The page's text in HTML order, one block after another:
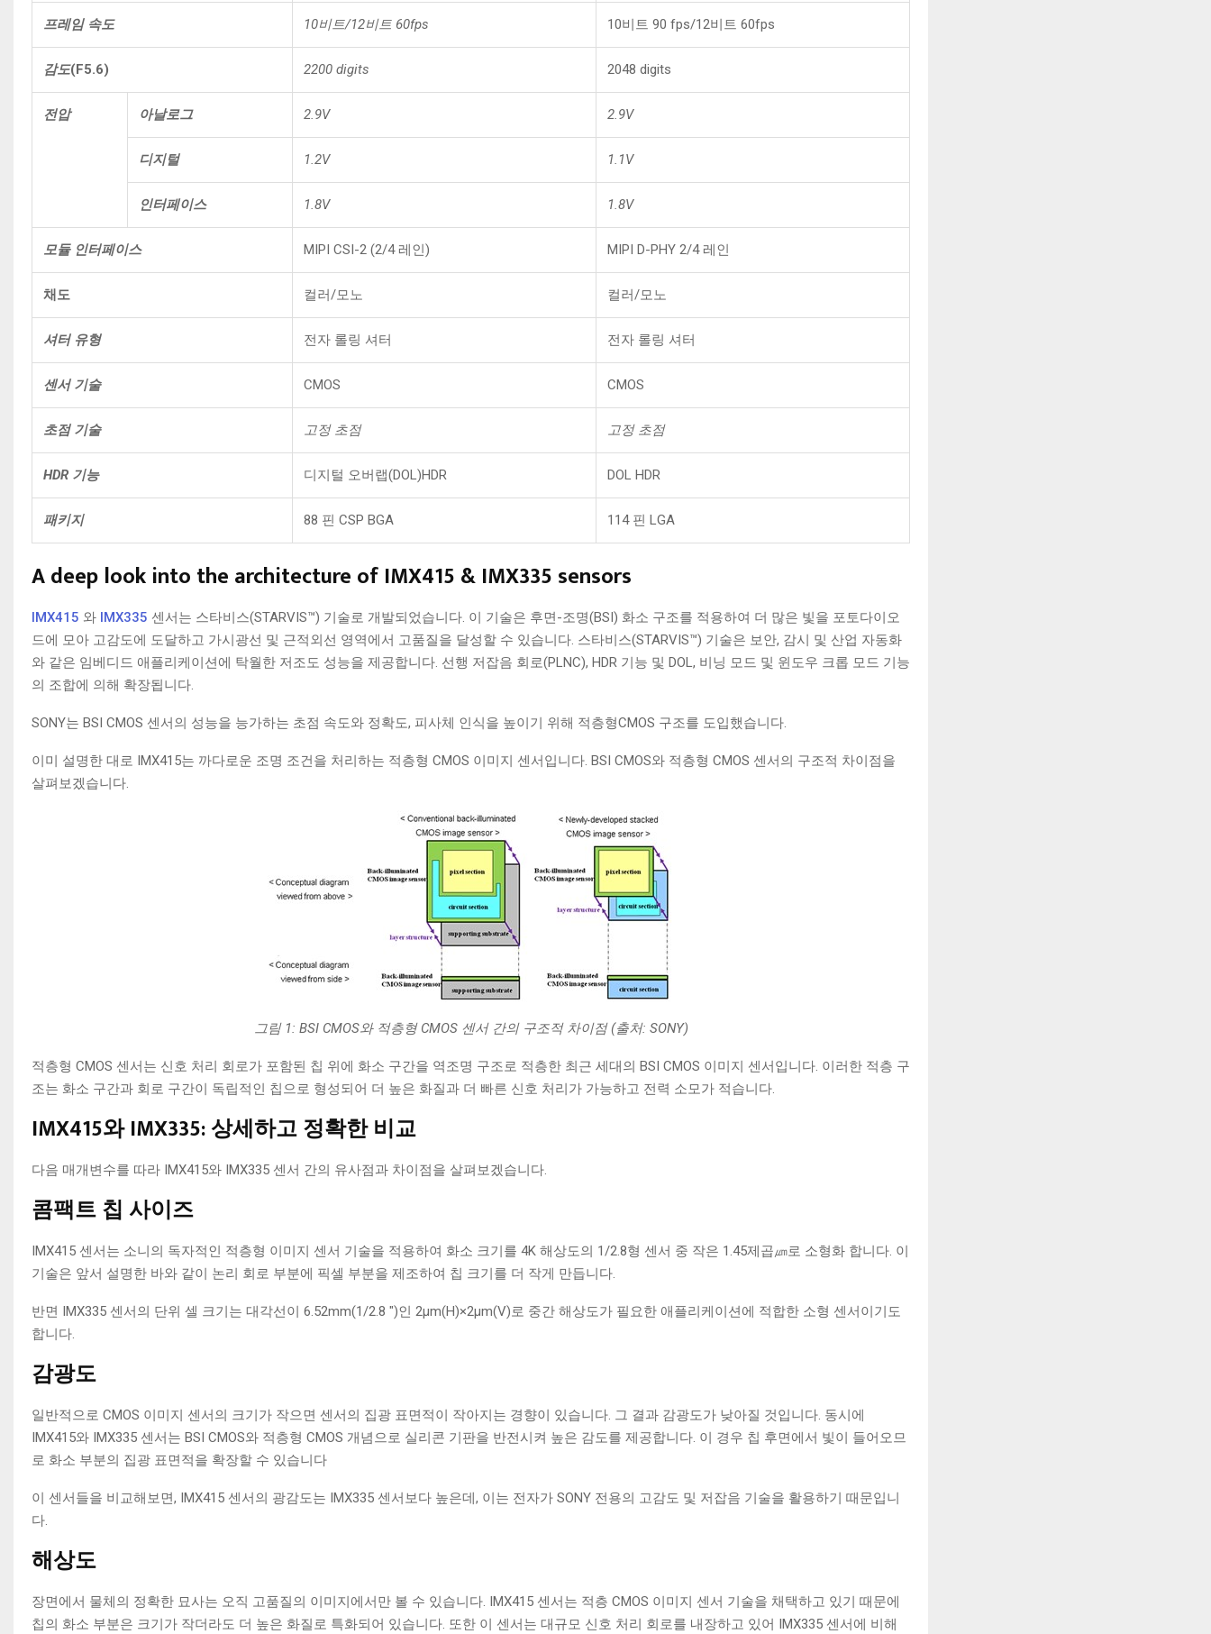
프레임 속도 10비트/12비트 60fps 10비트 90 fps/12비트 60fps
감도(F5.6) 2200 digits 2048 digits
전압 아날로그 2.9V 2.9V
디지털 1.2V 1.1V
인터페이스 1.8V 1.8V
모듈 인터페이스 MIPI CSI-2 (2/4 레인) MIPI D-PHY 2/4 레인
채도 컬러/모노 컬러/모노
셔터 유형 전자 롤링 셔터 전자 롤링 셔터
센서 기술 CMOS CMOS
초점 기술 고정 초점 고정 초점
HDR 기능 디지털 오버랩(DOL)HDR DOL HDR
패키지 88 핀 CSP BGA 114 핀 LGA
A deep look into the architecture of IMX415 & IMX335 sensors
IMX415 와 IMX335 센서는 스타비스(STARVIS™) 기술로 개발되었습니다. 이 기술은 후면-조명(BSI) 화소 구조를 적용하여 더 많은 빛을 포토다이오
드에 모아 고감도에 도달하고 가시광선 및 근적외선 영역에서 고품질을 달성할 수 있습니다. 스타비스(STARVIS™) 기술은 보안, 감시 및 산업 자동화
와 같은 임베디드 애플리케이션에 탁월한 저조도 성능을 제공합니다. 선행 저잡음 회로(PLNC), HDR 기능 및 DOL, 비닝 모드 및 윈도우 크롭 모드 기능
의 조합에 의해 확장됩니다.
SONY는 BSI CMOS 센서의 성능을 능가하는 초점 속도와 정확도, 피사체 인식을 높이기 위해 적층형CMOS 구조를 도입했습니다.
이미 설명한 대로 IMX415는 까다로운 조명 조건을 처리하는 적층형 CMOS 이미지 센서입니다. BSI CMOS와 적층형 CMOS 센서의 구조적 차이점을
살펴보겠습니다.
그림 1: BSI CMOS와 적층형 CMOS 센서 간의 구조적 차이점 (출처: SONY)
적층형 CMOS 센서는 신호 처리 회로가 포함된 칩 위에 화소 구간을 역조명 구조로 적층한 최근 세대의 BSI CMOS 이미지 센서입니다. 이러한 적층 구
조는 화소 구간과 회로 구간이 독립적인 칩으로 형성되어 더 높은 화질과 더 빠른 신호 처리가 가능하고 전력 소모가 적습니다.
IMX415와 IMX335: 상세하고 정확한 비교
다음 매개변수를 따라 IMX415와 IMX335 센서 간의 유사점과 차이점을 살펴보겠습니다.
콤팩트 칩 사이즈
IMX415 센서는 소니의 독자적인 적층형 이미지 센서 기술을 적용하여 화소 크기를 4K 해상도의 1/2.8형 센서 중 작은 1.45제곱㎛로 소형화 합니다. 이
기술은 앞서 설명한 바와 같이 논리 회로 부분에 픽셀 부분을 제조하여 칩 크기를 더 작게 만듭니다.
반면 IMX335 센서의 단위 셀 크기는 대각선이 6.52mm(1/2.8 ″)인 2μm(H)×2μm(V)로 중간 해상도가 필요한 애플리케이션에 적합한 소형 센서이기도
합니다.
감광도
일반적으로 CMOS 이미지 센서의 크기가 작으면 센서의 집광 표면적이 작아지는 경향이 있습니다. 그 결과 감광도가 낮아질 것입니다. 동시에
IMX415와 IMX335 센서는 BSI CMOS와 적층형 CMOS 개념으로 실리콘 기판을 반전시켜 높은 감도를 제공합니다. 이 경우 칩 후면에서 빛이 들어오므
로 화소 부분의 집광 표면적을 확장할 수 있습니다
이 센서들을 비교해보면, IMX415 센서의 광감도는 IMX335 센서보다 높은데, 이는 전자가 SONY 전용의 고감도 및 저잡음 기술을 활용하기 때문입니
다.
해상도
장면에서 물체의 정확한 묘사는 오직 고품질의 이미지에서만 볼 수 있습니다. IMX415 센서는 적층 CMOS 이미지 센서 기술을 채택하고 있기 때문에
칩의 화소 부분은 크기가 작더라도 더 높은 화질로 특화되어 있습니다. 또한 이 센서는 대규모 신호 처리 회로를 내장하고 있어 IMX335 센서에 비해